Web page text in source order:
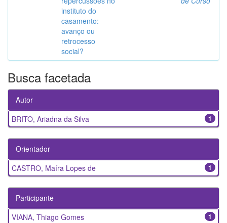
instituto do
casamento:
avanço ou
retrocesso
social?
Busca facetada
Autor
1
BRITO, Ariadna da Silva
Orientador
1
CASTRO, Maíra Lopes de
Participante
1
VIANA, Thiago Gomes